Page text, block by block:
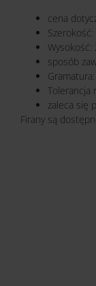
cena
Wysokość:
sposób
Tolerancja
zaleca się
Firany są